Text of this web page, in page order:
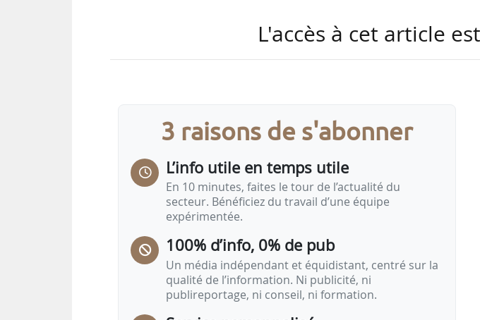
des prix des huiles végétales (+2,4 %, 131,8), des produit
Les prix mondiaux à l’exportation de toutes les
deuxième mois consécutif. Les disponibilités…
L'accès à cet article
3 raisons de s'abonner
L’info utile en temps utile
En 10 minutes, faites le tour de l’actualité du
secteur. Bénéficiez du travail d’une équipe
expérimentée.
100% d’info, 0% de pub
Un média indépendant et équidistant, centré sur la
qualité de l’information. Ni publicité, ni
publireportage, ni conseil, ni formation.